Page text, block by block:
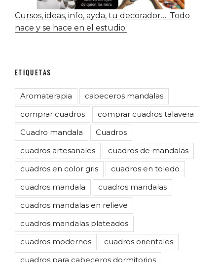
Cursos, ideas, info, ayda, tu decorador…. Todo
nace y se hace en el estudio.
ETIQUETAS
Aromaterapia
cabeceros mandalas
comprar cuadros
comprar cuadros talavera
Cuadro mandala
Cuadros
cuadros artesanales
cuadros de mandalas
cuadros en color gris
cuadros en toledo
cuadros mandala
cuadros mandalas
cuadros mandalas en relieve
cuadros mandalas plateados
cuadros modernos
cuadros orientales
cuadros para cabeceros dormitorios